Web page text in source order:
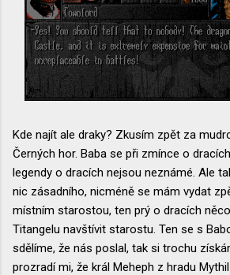
Kde najít ale draky? Zkusím zpět za
Černých hor. Baba se při zmínce o
legendy o dracích nejsou neznámé. Ale
nic zásadního, nicméně se mám vydat
místním starostou, ten prý o dracích
Titangelu navštívit starostu. Ten se s
sdělíme, že nás poslal, tak si trochu
prozradí mi, že král Meheph z hradu